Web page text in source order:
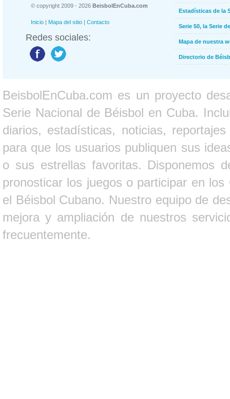
© copyright 2009 - 2026 BeisbolEnCuba.com
Inicio | Mapa del sitio | Contacto
Redes sociales:
Estadísticas de la
Serie 50, la Serie
Mapa de nuestra
Directorio de
BeisbolEnCuba.com es un proyecto
Serie Nacional de Béisbol en Cuba.
diarios, estadísticas, noticias,
para que los usuarios publiquen sus
o sus estrellas favoritas. Disponemos
pronosticar los juegos o participar en
el Béisbol Cubano. Nuestro equipo de
mejora y ampliación de nuestros
frecuentemente.